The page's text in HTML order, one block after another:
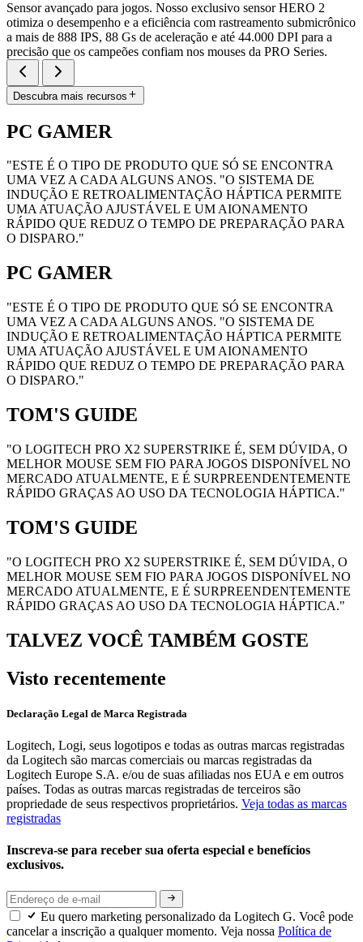
Sensor avançado para jogos. Nosso exclusivo sensor HERO 2
otimiza o desempenho e a eficiência com rastreamento submicrônico
a mais de 888 IPS, 88 Gs de aceleração e até 44.000 DPI para a
precisão que os campeões confiam nos mouses da PRO Series.
Descubra mais recursos
PC GAMER
"ESTE É O TIPO DE PRODUTO QUE SÓ SE ENCONTRA
UMA VEZ A CADA ALGUNS ANOS. "O SISTEMA DE
INDUÇÃO E RETROALIMENTAÇÃO HÁPTICA PERMITE
UMA ATUAÇÃO AJUSTÁVEL E UM AIONAMENTO
RÁPIDO QUE REDUZ O TEMPO DE PREPARAÇÃO PARA
O DISPARO."
PC GAMER
"ESTE É O TIPO DE PRODUTO QUE SÓ SE ENCONTRA
UMA VEZ A CADA ALGUNS ANOS. "O SISTEMA DE
INDUÇÃO E RETROALIMENTAÇÃO HÁPTICA PERMITE
UMA ATUAÇÃO AJUSTÁVEL E UM AIONAMENTO
RÁPIDO QUE REDUZ O TEMPO DE PREPARAÇÃO PARA
O DISPARO."
TOM'S GUIDE
"O LOGITECH PRO X2 SUPERSTRIKE É, SEM DÚVIDA, O
MELHOR MOUSE SEM FIO PARA JOGOS DISPONÍVEL NO
MERCADO ATUALMENTE, E É SURPREENDENTEMENTE
RÁPIDO GRAÇAS AO USO DA TECNOLOGIA HÁPTICA."
TOM'S GUIDE
"O LOGITECH PRO X2 SUPERSTRIKE É, SEM DÚVIDA, O
MELHOR MOUSE SEM FIO PARA JOGOS DISPONÍVEL NO
MERCADO ATUALMENTE, E É SURPREENDENTEMENTE
RÁPIDO GRAÇAS AO USO DA TECNOLOGIA HÁPTICA."
TALVEZ VOCÊ TAMBÉM GOSTE
Visto recentemente
Declaração Legal de Marca Registrada
Logitech, Logi, seus logotipos e todas as outras marcas registradas
da Logitech são marcas comerciais ou marcas registradas da
Logitech Europe S.A. e/ou de suas afiliadas nos EUA e em outros
países. Todas as outras marcas registradas de terceiros são
propriedade de seus respectivos proprietários. Veja todas as marcas
registradas
Inscreva-se para receber sua oferta especial e benefícios
exclusivos.
Eu quero marketing personalizado da Logitech G. Você pode
cancelar a inscrição a qualquer momento. Veja nossa Política de